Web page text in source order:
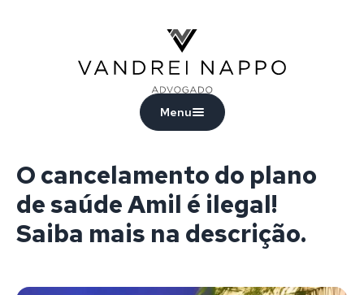
Menu
O cancelamento do plano
de saúde Amil é ilegal!
Saiba mais na descrição.